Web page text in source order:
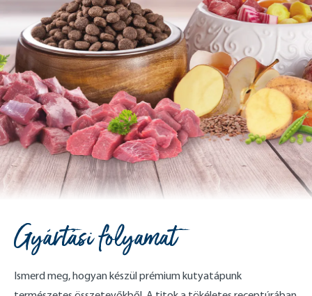
Gyártási folyamat
Ismerd meg, hogyan készül prémium kutyatápunk